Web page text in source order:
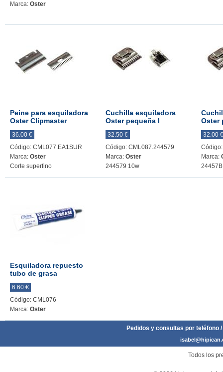
Marca: Oster
Peine para esquiladora
Oster Clipmaster
36.00 €
Código: CML077.EA1SUR
Marca: Oster
Corte superfino
Cuchilla esquiladora
Oster pequeña I
32.50 €
Código: CML087.244579
Marca: Oster
244579 10w
Oster
32.00 €
Marca:
Esquiladora repuesto
tubo de grasa
6.60 €
Código: CML076
Marca: Oster
Pedidos y consultas por teléfono
Todos los